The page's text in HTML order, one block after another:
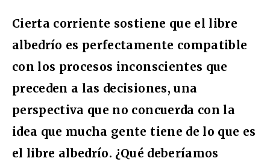
Cierta corriente sostiene que el libre
albedrío es perfectamente compatible
con los procesos inconscientes que
preceden a las decisiones, una
perspectiva que no concuerda con la
idea que mucha gente tiene de lo que es
el libre albedrío. ¿Qué deberíamos